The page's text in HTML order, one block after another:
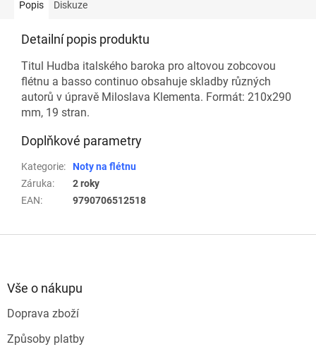
Popis Diskuze
Detailní popis produktu
Titul Hudba italského baroka pro altovou zobcovou
flétnu a basso continuo obsahuje skladby různých
autorů v úpravě Miloslava Klementa. Formát: 210x290
mm, 19 stran.
Doplňkové parametry
Kategorie:
Noty na flétnu
Záruka:
2 roky
EAN: 9790706512518
Vše o nákupu
Doprava zboží
Způsoby platby